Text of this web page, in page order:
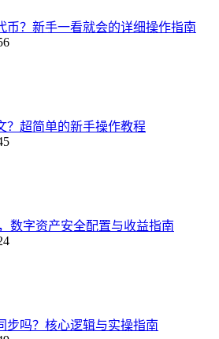
币？新手一看就会的详细操作指南
？超简单的新手操作教程
数字资产安全配置与收益指南
步吗？核心逻辑与实操指南